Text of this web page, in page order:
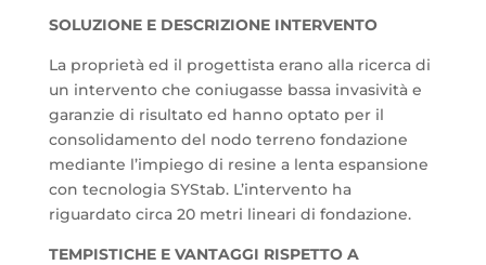
SOLUZIONE E DESCRIZIONE INTERVENTO
La proprietà ed il progettista erano alla ricerca di
un intervento che coniugasse bassa invasività e
garanzie di risultato ed hanno optato per il
consolidamento del nodo terreno fondazione
mediante l’impiego di resine a lenta espansione
con tecnologia SYStab. L’intervento ha
riguardato circa 20 metri lineari di fondazione.
TEMPISTICHE E VANTAGGI RISPETTO A